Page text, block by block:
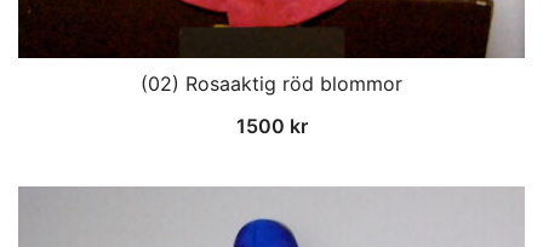
(02) Rosaaktig röd blommor
1500 kr